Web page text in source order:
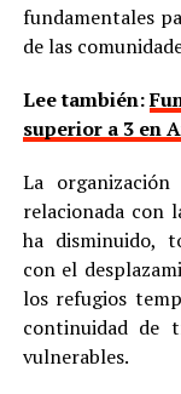
fundamentales
de las
Lee también:
superior a 3 en
La
relacionada con
ha disminuido,
con el
los refugios
continuidad de
vulnerables.